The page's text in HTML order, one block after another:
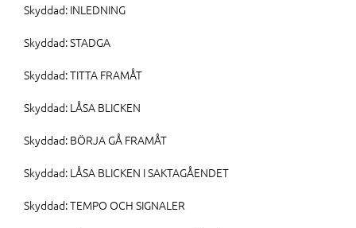
Skyddad: INLEDNING
Skyddad: STADGA
Skyddad: TITTA FRAMÅT
Skyddad: LÅSA BLICKEN
Skyddad: BÖRJA GÅ FRAMÅT
Skyddad: LÅSA BLICKEN I SAKTAGÅENDET
Skyddad: TEMPO OCH SIGNALER